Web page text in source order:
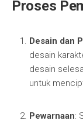
Proses
Desain dan
desain
desain
untuk
Pewarnaan: